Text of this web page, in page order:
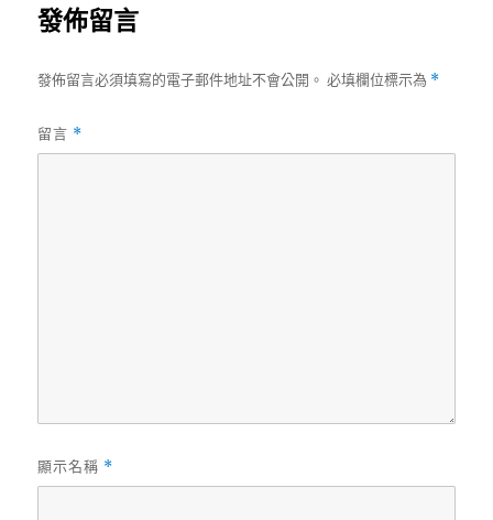
發佈留言
發佈留言必須填寫的電子郵件地址不會公開。 必填欄位標示為 *
留言 *
顯示名稱 *